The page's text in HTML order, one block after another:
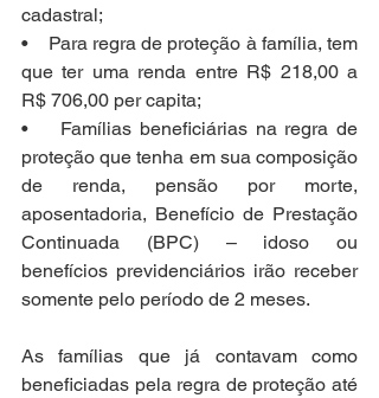
cadastral;
•    Para regra de proteção à família, tem
que ter uma renda entre R$ 218,00 a
R$ 706,00 per capita;
•    Famílias beneficiárias na regra de
proteção que tenha em sua composição
de renda, pensão por morte,
aposentadoria, Benefício de Prestação
Continuada (BPC) – idoso ou
benefícios previdenciários irão receber
somente pelo período de 2 meses.
As famílias que já contavam como
beneficiadas pela regra de proteção até